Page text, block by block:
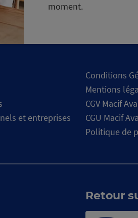
moment.
et entreprises
Conditions
Mentions
CGV Macif
CGU Macif
Politique de
Retour